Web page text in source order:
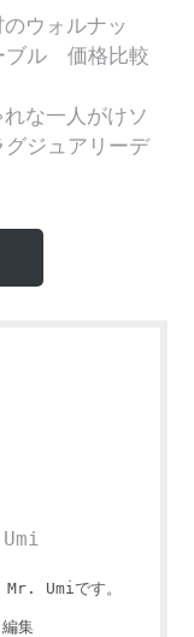
Mr. Umiです。
集